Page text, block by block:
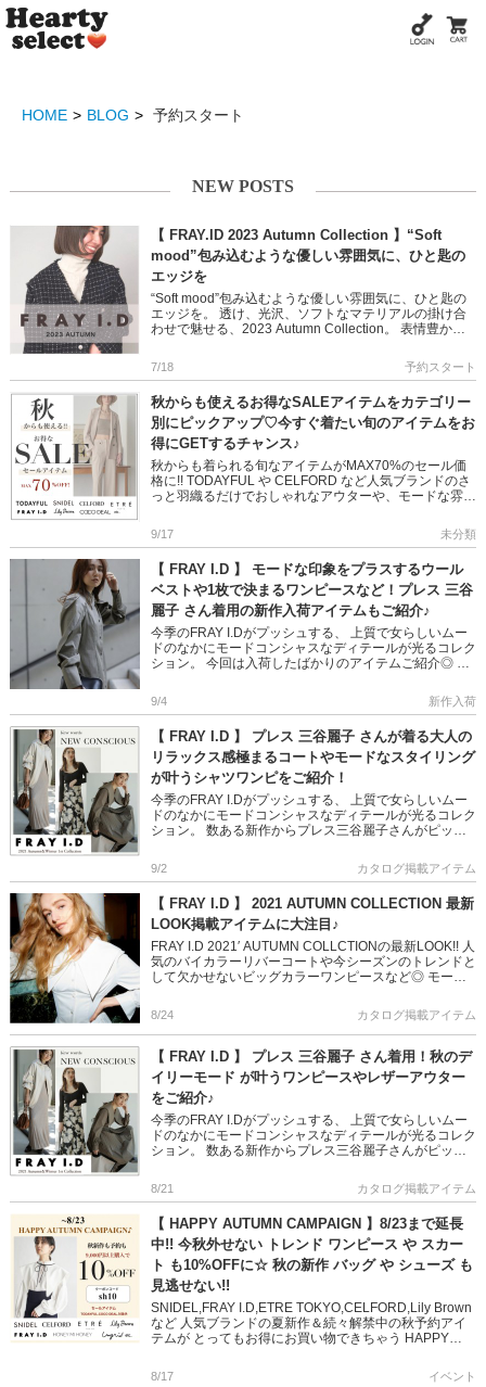
HOME BLOG 予約スタート
NEW POSTS
【 FRAY.ID 2023 Autumn Collection 】“Soft
mood”包み込むような優しい雰囲気に、ひと匙の
エッジを
“Soft mood”包み込むような優しい雰囲気に、ひと匙の
エッジを。 透け、光沢、ソフトなマテリアルの掛け合
わせで魅せる、2023 Autumn Collection。 表情豊かな
7/18 予約スタート
秋からも使えるお得なSALEアイテムをカテゴリー
別にピックアップ♡今すぐ着たい旬のアイテムをお
得にGETするチャンス♪
秋からも着られる旬なアイテムがMAX70%のセール価
格に!! TODAYFUL や CELFORD など人気ブランドのさ
っと羽織るだけでおしゃれなアウターや、モードな雰囲
9/17 未分類
【 FRAY I.D 】 モードな印象をプラスするウール
ベストや1枚で決まるワンピースなど！プレス 三谷
麗子 さん着用の新作入荷アイテムもご紹介♪
今季のFRAY I.Dがプッシュする、 上質で女らしいムー
ドのなかにモードコンシャスなディテールが光るコレク
ション。 今回は入荷したばかりのアイテムご紹介◎ 是
[…]
9/4 新作入荷
【 FRAY I.D 】 プレス 三谷麗子 さんが着る大人の
リラックス感極まるコートやモードなスタイリング
が叶うシャツワンピをご紹介！
今季のFRAY I.Dがプッシュする、 上質で女らしいムー
ドのなかにモードコンシャスなディテールが光るコレク
ション。 数ある新作からプレス三谷麗子さんがピック
＞FRA […]
9/2 カタログ掲載アイテム
【 FRAY I.D 】 2021 AUTUMN COLLECTION 最新
LOOK掲載アイテムに大注目♪
FRAY I.D 2021′ AUTUMN COLLCTIONの最新LOOK!! 人
気のバイカラーリバーコートや今シーズンのトレンドと
して欠かせないビッグカラーワンピースなど◎ モード
8/24 カタログ掲載アイテム
【 FRAY I.D 】 プレス 三谷麗子 さん着用！秋のデ
イリーモード が叶うワンピースやレザーアウター
をご紹介♪
今季のFRAY I.Dがプッシュする、 上質で女らしいムー
ドのなかにモードコンシャスなディテールが光るコレク
ション。 数ある新作からプレス三谷麗子さんがピック
＞FRA […]
8/21 カタログ掲載アイテム
【 HAPPY AUTUMN CAMPAIGN 】8/23まで延長
中!! 今秋外せない トレンド ワンピース や スカー
ト も10%OFFに☆ 秋の新作 バッグ や シューズ も
見逃せない!!
SNIDEL,FRAY I.D,ETRE TOKYO,CELFORD,Lily Brown
など 人気ブランドの夏新作＆続々解禁中の秋予約アイ
テムが とってもお得にお買い物できちゃう HAPPY
8/17 イベント